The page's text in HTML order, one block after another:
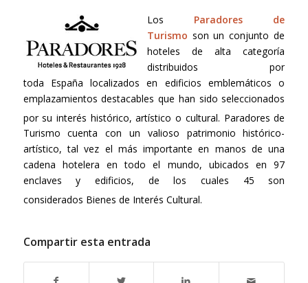
Los Paradores de
Turismo son un conjunto de
hoteles de alta categoría
distribuidos por
toda España localizados en edificios emblemáticos o
emplazamientos destacables que han sido seleccionados
por su interés histórico, artístico o cultural. ​ Paradores de
Turismo cuenta con un valioso patrimonio histórico-
artístico, tal vez el más importante en manos de una
cadena hotelera en todo el mundo, ubicados en 97
enclaves y edificios, de los cuales 45 son
considerados Bienes de Interés Cultural.
Compartir esta entrada